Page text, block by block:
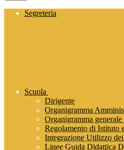
Segreteria
Scuola
Dirigente
Organigramma
Organigramma
Regolamento di Istituto
Integrazione Utilizzo
Linee Guida Didattica